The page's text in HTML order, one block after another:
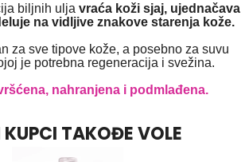
biljnih ulja vraća koži sjaj, ujednačava
na vidljive znakove starenja kože.
za sve tipove kože, a posebno za suvu
je potrebna regeneracija i svežina.
nahranjena i podmlađena.
TAKOĐE VOLE